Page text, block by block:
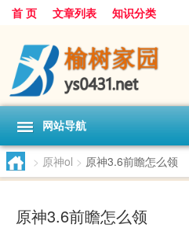
首 页 文章列表 知识分类
网站导航
> 原神ol > 原神3.6前瞻怎么领
原神3.6前瞻怎么领